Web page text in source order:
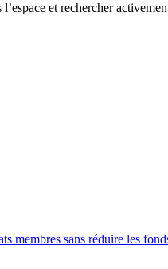
et rechercher
membres sans réduire les